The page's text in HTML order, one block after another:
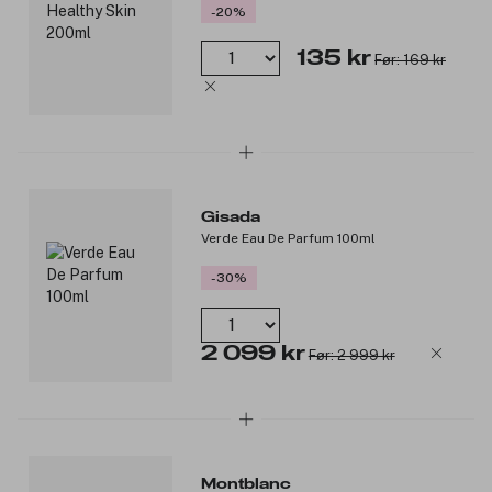
-20%
135 kr Før: 169 kr
Gisada
Verde Eau De Parfum 100ml
-30%
2 099 kr Før: 2 999 kr
Montblanc